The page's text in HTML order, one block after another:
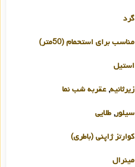
گرد
مناسب برای استحمام (50متر)
استیل
زیرثانیه, عقربه شب نما
سیلور, طلایی
کوارتز ژاپنی (باطری)
مینرال